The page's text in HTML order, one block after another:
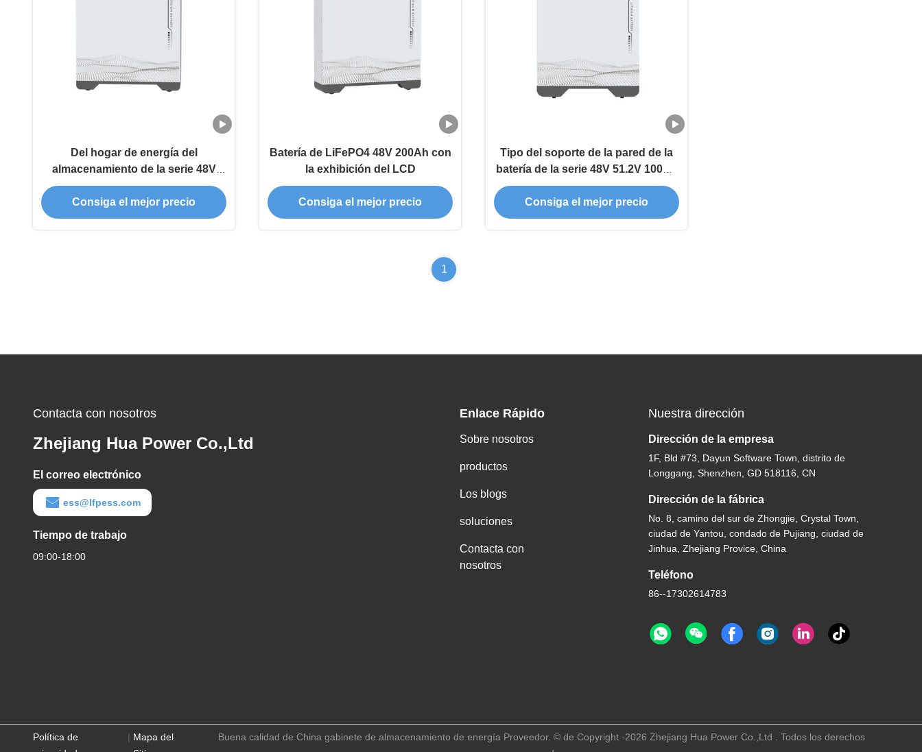
Del hogar de energía del
almacenamiento de la serie 48V
51.2V 200Ah AT48-200AH de la
batería del soporte tipo solamente
Consiga el mejor precio
Batería de LiFePO4 48V 200Ah con
la exhibición del LCD
Consiga el mejor precio
Tipo del soporte de la pared de la
batería de la serie 48V 51.2V 100Ah
AT48-100AH del almacenamiento
de energía del hogar
Consiga el mejor precio
1
Contacta con nosotros
Zhejiang Hua Power Co.,Ltd
El correo electrónico
ess@lfpess.com
Tiempo de trabajo
09:00-18:00
Enlace Rápido
Sobre nosotros
productos
Los blogs
soluciones
Contacta con
nosotros
Nuestra dirección
Dirección de la empresa
1F, Bld #73, Dayun Software Town, distrito de
Longgang, Shenzhen, GD 518116, CN
Dirección de la fábrica
No. 8, camino del sur de Zhongjie, Crystal Town,
ciudad de Yantou, condado de Pujiang, ciudad de
Jinhua, Zhejiang Provice, China
Teléfono
86--17302614783
Política de
| Mapa del
Buena calidad de China gabinete de almacenamiento de energía Proveedor. © de Copyright -2026 Zhejiang Hua Power Co.,Ltd . Todos los derechos